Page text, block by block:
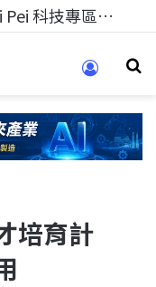
科技人的經驗傳承地！在 Pei Pei 科技專區，與學弟妹交流最硬核的技術
培育計